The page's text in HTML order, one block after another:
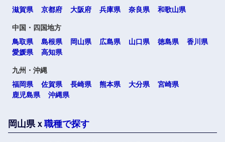
滋賀県
京都府 大阪府 兵庫県 奈良県 和歌山県
中国・四国地方
鳥取県
島根県 岡山県 広島県 山口県 徳島県
香川県
愛媛県
高知県
九州・沖縄
福岡県
佐賀県 長崎県 熊本県 大分県
宮崎県
鹿児島県
沖縄県
岡山県ｘ 職種で探す